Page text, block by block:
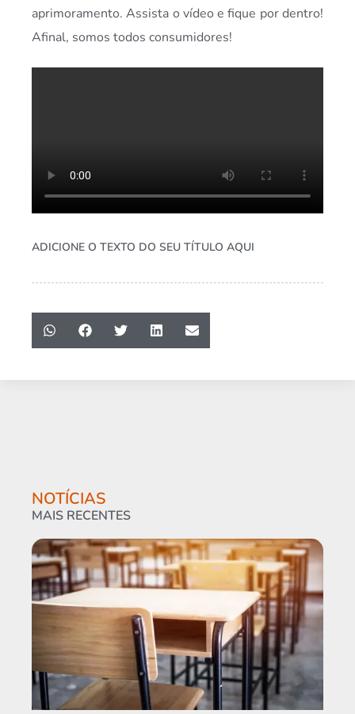
aprimoramento. Assista o vídeo e fique por dentro!
Afinal, somos todos consumidores!
ADICIONE O TEXTO DO SEU TÍTULO AQUI
NOTÍCIAS
MAIS RECENTES